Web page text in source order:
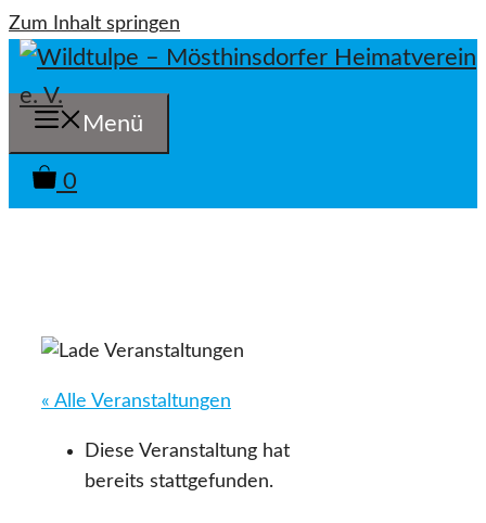
Zum Inhalt springen
Menü
0
« Alle Veranstaltungen
Diese Veranstaltung hat
bereits stattgefunden.